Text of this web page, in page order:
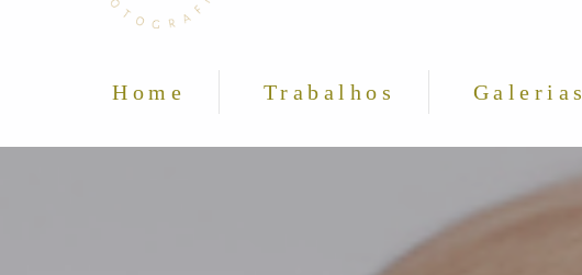
Home Trabalhos Galerias